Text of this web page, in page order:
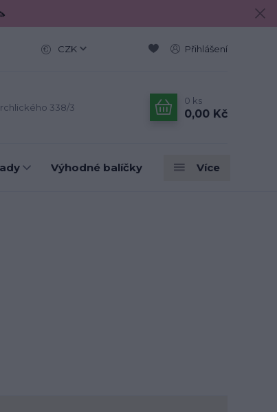
CZK Přihlášení
338/3
0 ks
0,00 Kč
Výhodné balíčky Více